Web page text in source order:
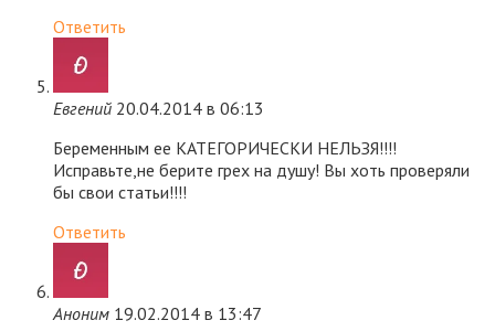
Ответить
Евгений 20.04.2014 в 06:13
Беременным ее КАТЕГОРИЧЕСКИ НЕЛЬЗЯ!!!!
Исправьте,не берите грех на душу! Вы хоть проверяли
бы свои статьи!!!!
Ответить
Аноним 19.02.2014 в 13:47